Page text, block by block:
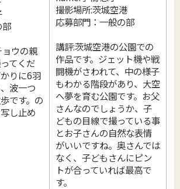
部
ウの親
てくだ
りに6羽
波一つ
です。の
し止め
撮影場所:茨城空港
応募部門：一般の部
講評:茨城空港の公園での
作品です。ジェット機や戦
闘機がさわれて、中の様子
もわかる階段があり、大空
へ夢を育む公園です。お父
さんなのでしょうか、子
どもの目線で撮っている事
とお子さんの自然な表情
がいいですね。奥さんでは
なく、子どもさんにピン
トが合っていれば最高で
す。